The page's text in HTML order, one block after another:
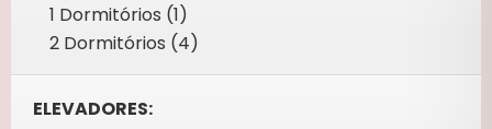
1 Dormitórios (1)
2 Dormitórios (4)
ELEVADORES: